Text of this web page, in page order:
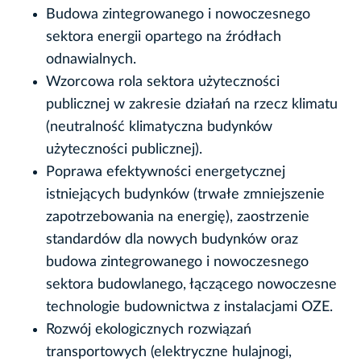
Budowa zintegrowanego i nowoczesnego
sektora energii opartego na źródłach
odnawialnych.
Wzorcowa rola sektora użyteczności
publicznej w zakresie działań na rzecz klimatu
(neutralność klimatyczna budynków
użyteczności publicznej).
Poprawa efektywności energetycznej
istniejących budynków (trwałe zmniejszenie
zapotrzebowania na energię), zaostrzenie
standardów dla nowych budynków oraz
budowa zintegrowanego i nowoczesnego
sektora budowlanego, łączącego nowoczesne
technologie budownictwa z instalacjami OZE.
Rozwój ekologicznych rozwiązań
transportowych (elektryczne hulajnogi,